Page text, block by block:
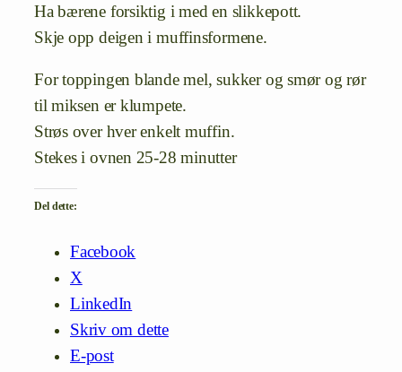
Ha bærene forsiktig i med en slikkepott.
Skje opp deigen i muffinsformene.
For toppingen blande mel, sukker og smør og rør
til miksen er klumpete.
Strøs over hver enkelt muffin.
Stekes i ovnen 25-28 minutter
Del dette:
Facebook
X
LinkedIn
Skriv om dette
E-post